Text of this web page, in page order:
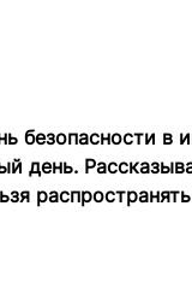
безопасности в
день.